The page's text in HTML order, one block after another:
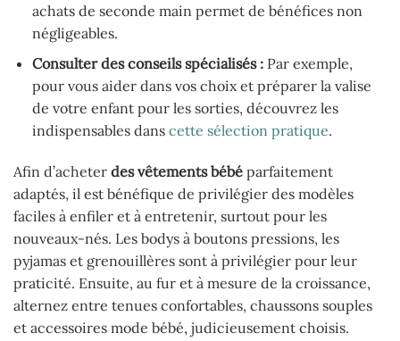
achats de seconde main permet de bénéfices non
négligeables.
Consulter des conseils spécialisés :Par exemple,
pour vous aider dans vos choix et préparer la valise
de votre enfant pour les sorties, découvrez les
indispensables dans cette sélection pratique.
Afin d’acheter des vêtements bébé parfaitement
adaptés, il est bénéfique de privilégier des modèles
faciles à enfiler et à entretenir, surtout pour les
nouveaux-nés. Les bodys à boutons pressions, les
pyjamas et grenouillères sont à privilégier pour leur
praticité. Ensuite, au fur et à mesure de la croissance,
alternez entre tenues confortables, chaussons souples
et accessoires mode bébé, judicieusement choisis.